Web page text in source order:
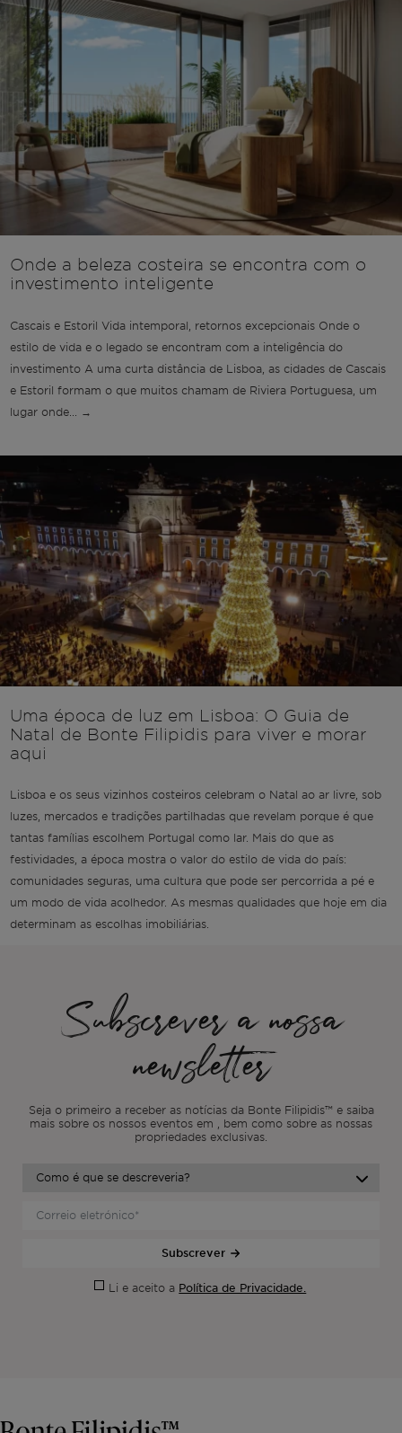
Onde a beleza costeira se encontra com o
investimento inteligente
Cascais e Estoril Vida intemporal, retornos excepcionais Onde o
estilo de vida e o legado se encontram com a inteligência do
investimento A uma curta distância de Lisboa, as cidades de Cascais
e Estoril formam o que muitos chamam de Riviera Portuguesa, um
lugar onde... →
Uma época de luz em Lisboa: O Guia de
Natal de Bonte Filipidis para viver e morar
aqui
Lisboa e os seus vizinhos costeiros celebram o Natal ao ar livre, sob
luzes, mercados e tradições partilhadas que revelam porque é que
tantas famílias escolhem Portugal como lar. Mais do que as
festividades, a época mostra o valor do estilo de vida do país:
comunidades seguras, uma cultura que pode ser percorrida a pé e
um modo de vida acolhedor. As mesmas qualidades que hoje em dia
determinam as escolhas imobiliárias.
Subscrever a nossa
newsletter
Seja o primeiro a receber as notícias da Bonte Filipidis™ e saiba
mais sobre os nossos eventos em , bem como sobre as nossas
propriedades exclusivas.
Subscrever
Li e aceito a Política de Privacidade.